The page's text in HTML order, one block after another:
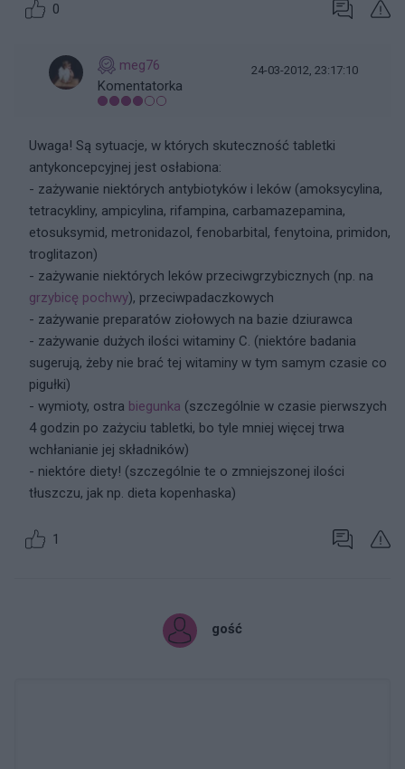
0
meg76
Komentatorka
24-03-2012, 23:17:10
Uwaga! Są sytuacje, w których skuteczność tabletki
antykoncepcyjnej jest osłabiona:
- zażywanie niektórych antybiotyków i leków (amoksycylina,
tetracykliny, ampicylina, rifampina, carbamazepamina,
etosuksymid, metronidazol, fenobarbital, fenytoina, primidon,
troglitazon)
- zażywanie niektórych leków przeciwgrzybicznych (np. na
grzybicę pochwy), przeciwpadaczkowych
- zażywanie preparatów ziołowych na bazie dziurawca
- zażywanie dużych ilości witaminy C. (niektóre badania
sugerują, żeby nie brać tej witaminy w tym samym czasie co
pigułki)
- wymioty, ostra biegunka (szczególnie w czasie pierwszych
4 godzin po zażyciu tabletki, bo tyle mniej więcej trwa
wchłanianie jej składników)
- niektóre diety! (szczególnie te o zmniejszonej ilości
tłuszczu, jak np. dieta kopenhaska)
1
gość